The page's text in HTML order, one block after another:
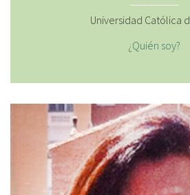
Universidad Católica
¿Quién soy?